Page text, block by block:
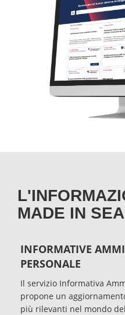
MADE IN
INFORMATIVE
PERSONALE
Il servizio Informativa
propone un
più rilevanti nel mondo